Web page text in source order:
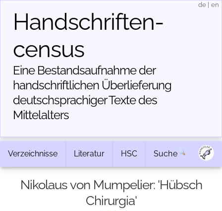
Handschriften­
census
Eine Bestandsaufnahme der
handschriftlichen Über­lieferung
deutschsprachiger Texte des
Mittelalters
de en
Verzeichnisse Literatur HSC Suche
Nikolaus von Mumpelier: 'Hübsch
Chirurgia'